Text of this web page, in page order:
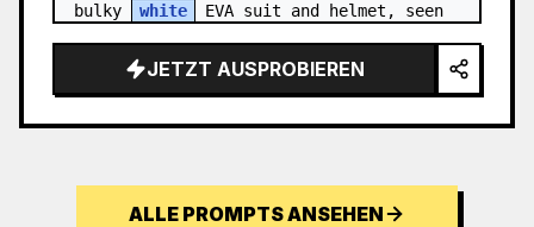
bulky
white
EVA suit and helmet, seen
JETZT AUSPROBIEREN
ALLE PROMPTS ANSEHEN